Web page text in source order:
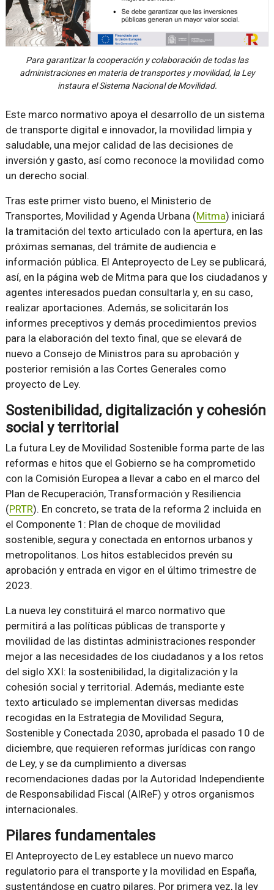
Para garantizar la cooperación y colaboración de todas las
administraciones en materia de transportes y movilidad, la Ley
instaura el Sistema Nacional de Movilidad.
Este marco normativo apoya el desarrollo de un sistema
de transporte digital e innovador, la movilidad limpia y
saludable, una mejor calidad de las decisiones de
inversión y gasto, así como reconoce la movilidad como
un derecho social.
Tras este primer visto bueno, el Ministerio de
Transportes, Movilidad y Agenda Urbana (Mitma) iniciará
la tramitación del texto articulado con la apertura, en las
próximas semanas, del trámite de audiencia e
información pública. El Anteproyecto de Ley se publicará,
así, en la página web de Mitma para que los ciudadanos y
agentes interesados puedan consultarla y, en su caso,
realizar aportaciones. Además, se solicitarán los
informes preceptivos y demás procedimientos previos
para la elaboración del texto final, que se elevará de
nuevo a Consejo de Ministros para su aprobación y
posterior remisión a las Cortes Generales como
proyecto de Ley.
Sostenibilidad, digitalización y cohesión
social y territorial
La futura Ley de Movilidad Sostenible forma parte de las
reformas e hitos que el Gobierno se ha comprometido
con la Comisión Europea a llevar a cabo en el marco del
Plan de Recuperación, Transformación y Resiliencia
(PRTR). En concreto, se trata de la reforma 2 incluida en
el Componente 1: Plan de choque de movilidad
sostenible, segura y conectada en entornos urbanos y
metropolitanos. Los hitos establecidos prevén su
aprobación y entrada en vigor en el último trimestre de
2023.
La nueva ley constituirá el marco normativo que
permitirá a las políticas públicas de transporte y
movilidad de las distintas administraciones responder
mejor a las necesidades de los ciudadanos y a los retos
del siglo XXI: la sostenibilidad, la digitalización y la
cohesión social y territorial. Además, mediante este
texto articulado se implementan diversas medidas
recogidas en la Estrategia de Movilidad Segura,
Sostenible y Conectada 2030, aprobada el pasado 10 de
diciembre, que requieren reformas jurídicas con rango
de Ley, y se da cumplimiento a diversas
recomendaciones dadas por la Autoridad Independiente
de Responsabilidad Fiscal (AIReF) y otros organismos
internacionales.
Pilares fundamentales
El Anteproyecto de Ley establece un nuevo marco
regulatorio para el transporte y la movilidad en España,
sustentándose en cuatro pilares. Por primera vez, la ley